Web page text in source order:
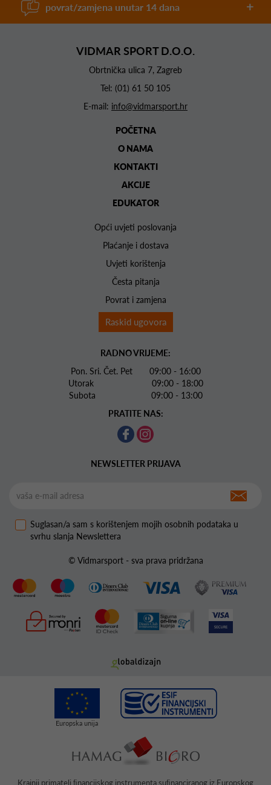
povrat/zamjena unutar 14 dana
VIDMAR SPORT D.O.O.
Obrtnička ulica 7, Zagreb
Tel: (01) 61 50 105
E-mail: info@vidmarsport.hr
POČETNA
O NAMA
KONTAKTI
AKCIJE
EDUKATOR
Opći uvjeti poslovanja
Plaćanje i dostava
Uvjeti korištenja
Česta pitanja
Povrat i zamjena
Raskid ugovora
RADNO VRIJEME:
Pon. Sri. Čet. Pet 09:00 - 16:00
Utorak 09:00 - 18:00
Subota 09:00 - 13:00
PRATITE NAS:
NEWSLETTER PRIJAVA
Suglasan/a sam s korištenjem mojih osobnih podataka u
svrhu slanja Newslettera
© Vidmarsport - sva prava pridržana
Krajnji primatelj ﬁnancijskog instrumenta suﬁnanciranog iz Europskog